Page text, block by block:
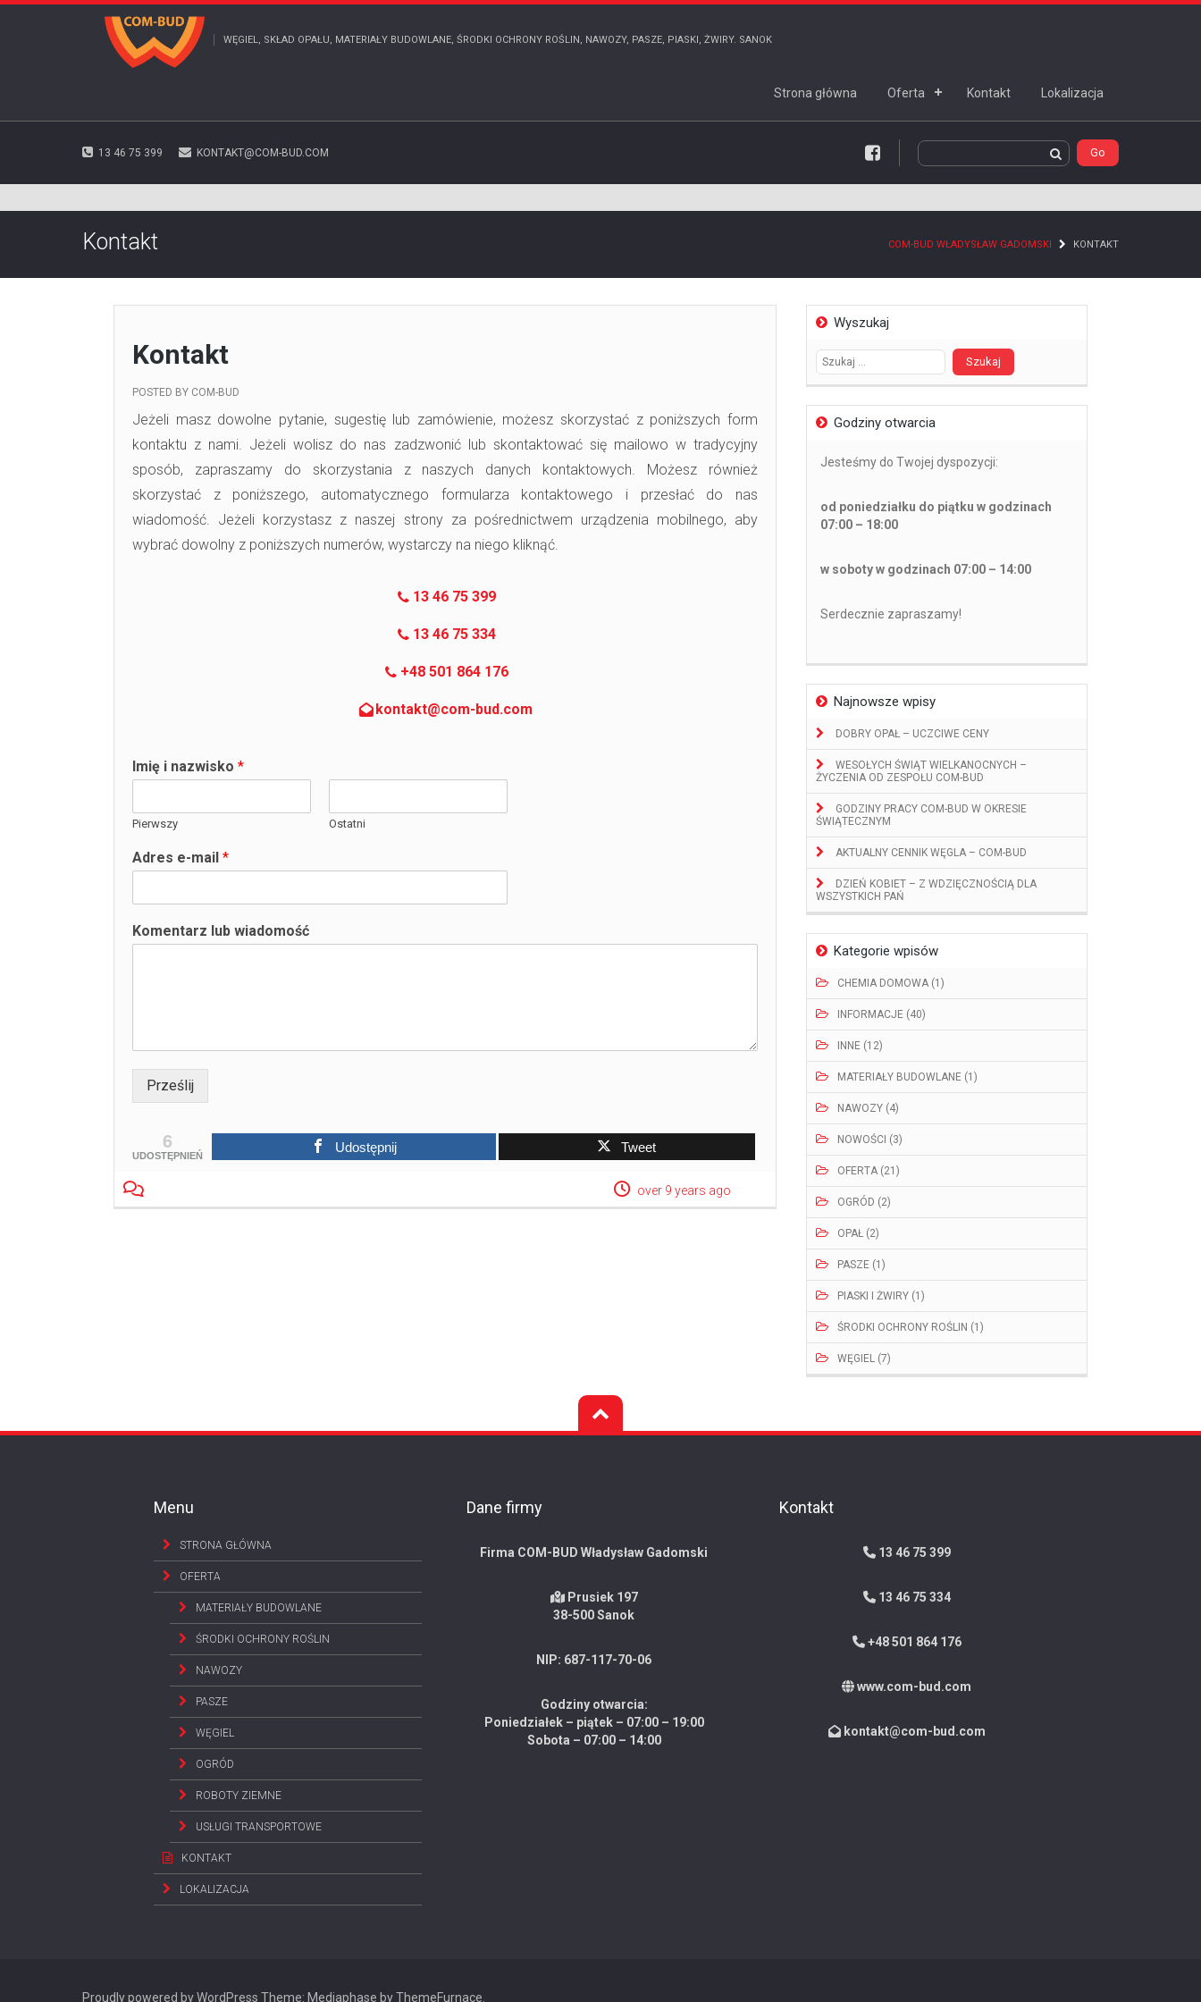
WĘGIEL, SKŁAD OPAŁU, MATERIAŁY BUDOWLANE, ŚRODKI OCHRONY ROŚLIN, NAWOZY, PASZE, PIASKI, ŻWIRY. SANOK
Strona główna Oferta Kontakt Lokalizacja
13 46 75 399 KONTAKT@COM-BUD.COM
Facebook
Kontakt COM-BUD WŁADYSŁAW GADOMSKI KONTAKT
Wyszukaj
Szukaj:
Godziny otwarcia
Jesteśmy do Twojej dyspozycji:
od poniedziałku do piątku w godzinach
07:00 – 18:00
w soboty w godzinach 07:00 – 14:00
Serdecznie zapraszamy!
Najnowsze wpisy
DOBRY OPAŁ – UCZCIWE CENY
WESOŁYCH ŚWIĄT WIELKANOCNYCH –
ŻYCZENIA OD ZESPOŁU COM-BUD
GODZINY PRACY COM-BUD W OKRESIE
ŚWIĄTECZNYM
AKTUALNY CENNIK WĘGLA – COM-BUD
DZIEŃ KOBIET – Z WDZIĘCZNOŚCIĄ DLA
WSZYSTKICH PAŃ
Kategorie wpisów
CHEMIA DOMOWA (1)
INFORMACJE (40)
INNE (12)
MATERIAŁY BUDOWLANE (1)
NAWOZY (4)
NOWOŚCI (3)
OFERTA (21)
OGRÓD (2)
OPAŁ (2)
PASZE (1)
PIASKI I ŻWIRY (1)
ŚRODKI OCHRONY ROŚLIN (1)
WĘGIEL (7)
Kontakt
POSTED BY COM-BUD
Jeżeli masz dowolne pytanie, sugestię lub zamówienie, możesz skorzystać z poniższych form
kontaktu z nami. Jeżeli wolisz do nas zadzwonić lub skontaktować się mailowo w tradycyjny
sposób, zapraszamy do skorzystania z naszych danych kontaktowych. Możesz również
skorzystać z poniższego, automatycznego formularza kontaktowego i przesłać do nas
wiadomość. Jeżeli korzystasz z naszej strony za pośrednictwem urządzenia mobilnego, aby
wybrać dowolny z poniższych numerów, wystarczy na niego kliknąć.
13 46 75 399
13 46 75 334
+48 501 864 176
kontakt@com-bud.com
Imię i nazwisko *
Pierwszy Ostatni
Adres e-mail *
e
-
a
z
i
o
o
m
Komentarz lub wiadomość
Prześlij
6
UDOSTĘPNIEŃ
Udostępnij Tweet
over 9 years ago
Menu
STRONA GŁÓWNA
OFERTA
MATERIAŁY BUDOWLANE
ŚRODKI OCHRONY ROŚLIN
NAWOZY
PASZE
WĘGIEL
OGRÓD
ROBOTY ZIEMNE
USŁUGI TRANSPORTOWE
KONTAKT
LOKALIZACJA
Dane firmy
Firma COM-BUD Władysław Gadomski
Prusiek 197
38-500 Sanok
NIP: 687-117-70-06
Godziny otwarcia:
Poniedziałek – piątek – 07:00 – 19:00
Sobota – 07:00 – 14:00
Kontakt
13 46 75 399
13 46 75 334
+48 501 864 176
www.com-bud.com
kontakt@com-bud.com
Proudly powered by WordPress Theme: Mediaphase byThemeFurnace